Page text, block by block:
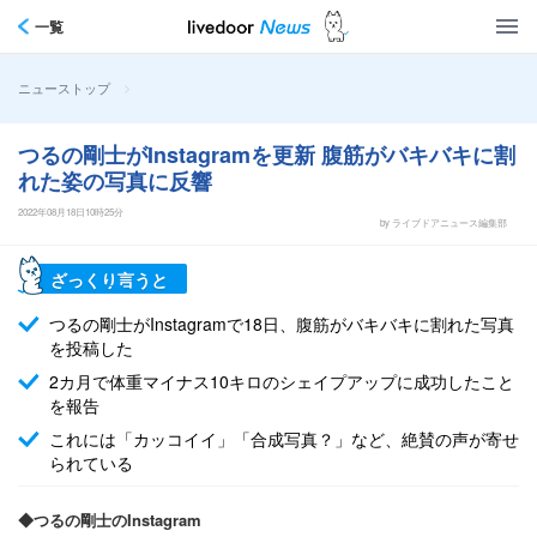
一覧
ニューストップ >
つるの剛士がInstagramを更新 腹筋がバキバキに割
れた姿の写真に反響
2022年08月18日10時25分
by ライブドアニュース編集部
ざっくり言うと
つるの剛士がInstagramで18日、腹筋がバキバキに割れた写真
を投稿した
2カ月で体重マイナス10キロのシェイプアップに成功したこと
を報告
これには「カッコイイ」「合成写真？」など、絶賛の声が寄せ
られている
◆つるの剛士のInstagram